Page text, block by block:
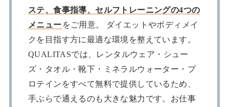
ステ、食事指導、セルフトレーニングの4つの
メニュー をご用意。 ダイエットやボディメイ
クを目指す方に最適な環境を整えています。
QUALITASでは、レンタルウェア・シュー
ズ・タオル・靴下・ミネラルウォーター・プ
ロテインをすべて無料で提供しているため、
手ぶらで通えるのも大きな魅力です。お仕事